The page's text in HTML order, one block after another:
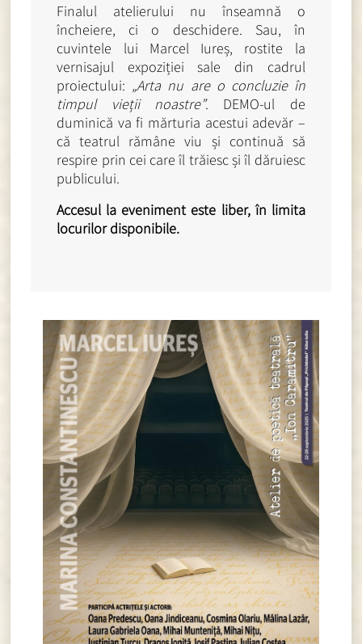
Finalul atelierului nu înseamnă o
încheiere, ci o deschidere. Sau, în
cuvintele lui Marcel Iureș, rostite la
vernisajul expoziției sale din cadrul
proiectului: „Arta nu are o concluzie în
timpul vieții noastre”. DEMO-ul de
duminică va fi mărturia acestui adevăr –
că teatrul rămâne viu și continuă să
respire prin cei care îl trăiesc și îl dăruiesc
publicului.
Accesul la eveniment este liber, în limita
locurilor disponibile.